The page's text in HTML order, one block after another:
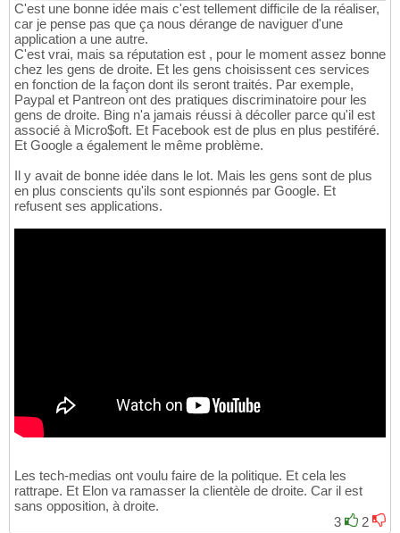
C'est une bonne idée mais c'est tellement difficile de la réaliser,
car je pense pas que ça nous dérange de naviguer d'une
application a une autre.
C'est vrai, mais sa réputation est , pour le moment assez bonne
chez les gens de droite. Et les gens choisissent ces services
en fonction de la façon dont ils seront traités. Par exemple,
Paypal et Pantreon ont des pratiques discriminatoire pour les
gens de droite. Bing n'a jamais réussi à décoller parce qu'il est
associé à Micro$oft. Et Facebook est de plus en plus pestiféré.
Et Google a également le même problème.
Il y avait de bonne idée dans le lot. Mais les gens sont de plus
en plus conscients qu'ils sont espionnés par Google. Et
refusent ses applications.
Les tech-medias ont voulu faire de la politique. Et cela les
rattrape. Et Elon va ramasser la clientèle de droite. Car il est
sans opposition, à droite.
3
2